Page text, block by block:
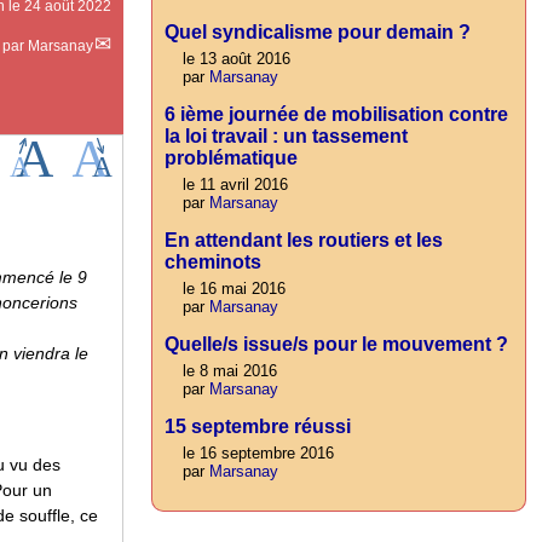
le 24 août 2022
par Marsanay
le 9
viendra le
vu des
un
souffle, ce
Quel syndicalisme pour demain ?
le 13 août 2016
par Marsanay
6 ième journée de mobilisation contre
la loi travail : un tassement
problématique
le 11 avril 2016
par Marsanay
En attendant les routiers et les
cheminots
le 16 mai 2016
par Marsanay
Quelle/s issue/s pour le mouvement ?
le 8 mai 2016
par Marsanay
15 septembre réussi
le 16 septembre 2016
par Marsanay